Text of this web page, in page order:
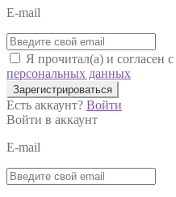
E-mail
Я прочитал(а) и согласен с
персональных данных
Зарегистрироваться
Есть аккаунт? Войти
Войти в аккаунт
E-mail